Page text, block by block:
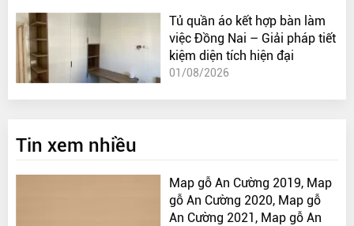
Tủ quần áo kết hợp bàn làm
việc Đồng Nai – Giải pháp tiết
kiệm diện tích hiện đại
01/08/2026
Tin xem nhiều
Map gỗ An Cường 2019, Map
gỗ An Cường 2020, Map gỗ
An Cường 2021, Map gỗ An